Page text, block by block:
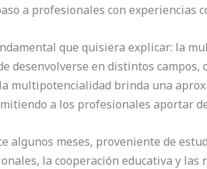
a profesionales con experiencias
que quisiera explicar: la
desenvolverse en distintos
multipotencialidad brinda una
a los profesionales aportar
algunos meses, proveniente de
la cooperación educativa y